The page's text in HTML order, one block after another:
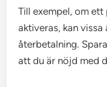
Till exempel, om
aktiveras, kan
återbetalning.
att du är nöjd med